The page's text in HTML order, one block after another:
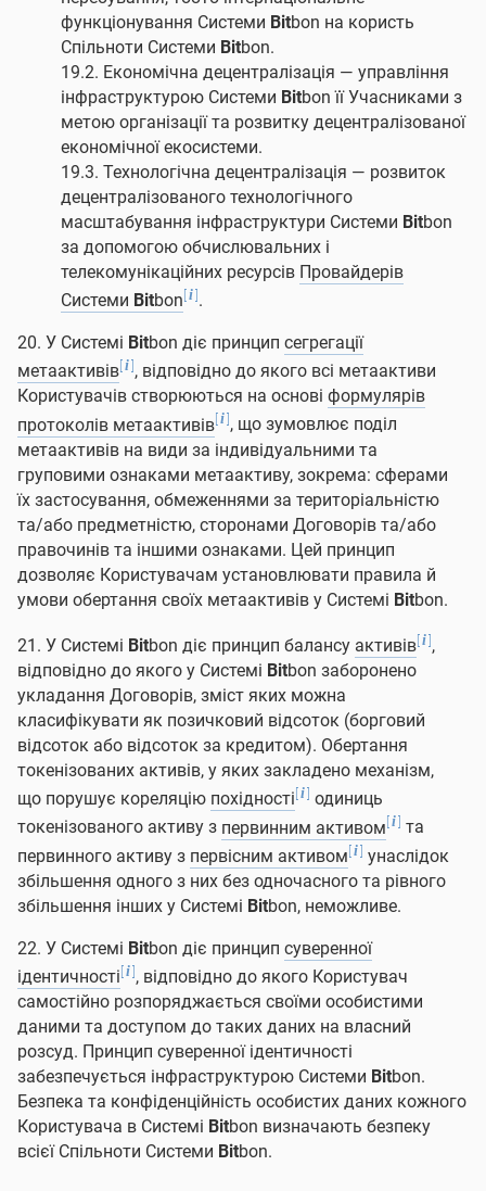
функціонування Системи Bitbon на користь
Спільноти Системи Bitbon.
19.2. Економічна децентралізація — управління
інфраструктурою Системи Bitbon її Учасниками з
метою організації та розвитку децентралізованої
економічної екосистеми.
19.3. Технологічна децентралізація — розвиток
децентралізованого технологічного
масштабування інфраструктури Системи Bitbon
за допомогою обчислювальних і
телекомунікаційних ресурсів Провайдерів
Системи Bitbon[i].
20. У Системі Bitbon діє принцип сегрегації
метаактивів[i], відповідно до якого всі метаактиви
Користувачів створюються на основі формулярів
протоколів метаактивів[i], що зумовлює поділ
метаактивів на види за індивідуальними та
груповими ознаками метаактиву, зокрема: сферами
їх застосування, обмеженнями за територіальністю
та/або предметністю, сторонами Договорів та/або
правочинів та іншими ознаками. Цей принцип
дозволяє Користувачам установлювати правила й
умови обертання своїх метаактивів у Системі Bitbon.
21. У Системі Bitbon діє принцип балансу активів[i],
відповідно до якого у Системі Bitbon заборонено
укладання Договорів, зміст яких можна
класифікувати як позичковий відсоток (борговий
відсоток або відсоток за кредитом). Обертання
токенізованих активів, у яких закладено механізм,
що порушує кореляцію похідності[i] одиниць
токенізованого активу з первинним активом[i] та
первинного активу з первісним активом[i] унаслідок
збільшення одного з них без одночасного та рівного
збільшення інших у Системі Bitbon, неможливе.
22. У Системі Bitbon діє принцип суверенної
ідентичності[i], відповідно до якого Користувач
самостійно розпоряджається своїми особистими
даними та доступом до таких даних на власний
розсуд. Принцип суверенної ідентичності
забезпечується інфраструктурою Системи Bitbon.
Безпека та конфіденційність особистих даних кожного
Користувача в Системі Bitbon визначають безпеку
всієї Спільноти Системи Bitbon.